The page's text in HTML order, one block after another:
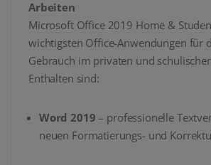
Arbeiten
Microsoft Office 2019 Home &
wichtigsten Office-Anwendungen für
Gebrauch im privaten und
Enthalten sind:
Word 2019 – professionelle
neuen Formatierungs- und